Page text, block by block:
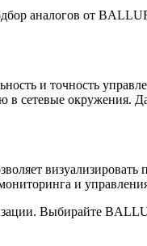
аналогов от
и точность
сетевые окружения.
и
Выбирайте